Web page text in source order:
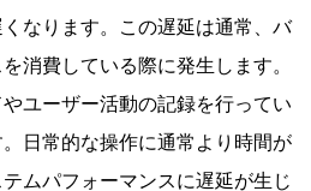
なります。この遅延は通常、バ
消費している際に発生します。
ユーザー活動の記録を行ってい
日常的な操作に通常より時間が
ムパフォーマンスに遅延が生じ